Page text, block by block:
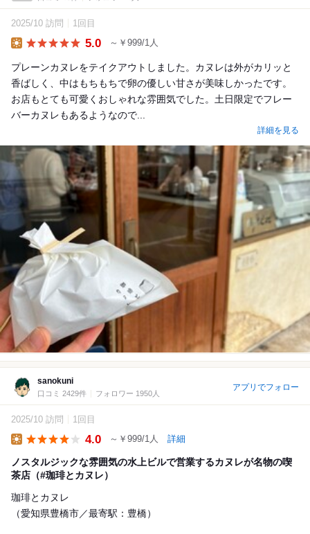
2025/10 訪問 1回目
5.0 ～￥999/1人
プレーンカヌレをテイクアウトしました。カヌレは外がカリッと
香ばしく、中はもちもちで卵の優しい甘さが美味しかったです。
お店もとても可愛くおしゃれな雰囲気でした。土日限定でフレー
バーカヌレもあるようなので...
詳細を見る
sanokuni
口コミ 2429件 フォロワー 1950人
アプリでフォロー
2025/10 訪問 1回目
4.0 ～￥999/1人 詳細
ノスタルジックな雰囲気の水上ビルで営業するカヌレが名物の喫
茶店（#珈琲とカヌレ）
珈琲とカヌレ
（愛知県豊橋市／最寄駅：豊橋）